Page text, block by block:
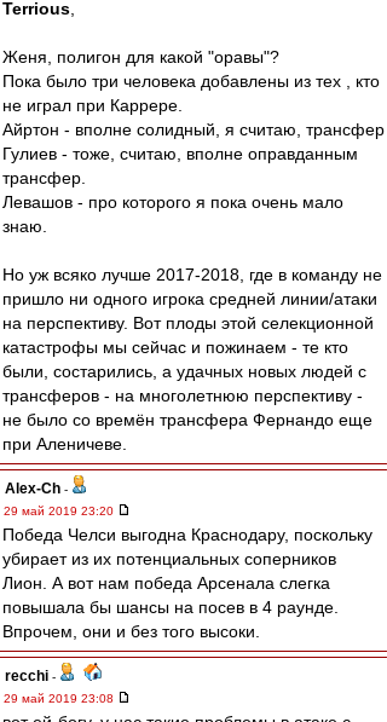
Terrious
Женя, полигон для какой "оравы"?
Пока было три человека добавлены из тех , кто
не играл при Каррере.
Айртон - вполне солидный, я считаю, трансфер
Гулиев - тоже, считаю, вполне оправданным
трансфер.
Левашов - про которого я пока очень мало
знаю.
Но уж всяко лучше 2017-2018, где в команду не
пришло ни одного игрока средней линии/атаки
на перспективу. Вот плоды этой селекционной
катастрофы мы сейчас и пожинаем - те кто
были, состарились, а удачных новых людей с
трансферов - на многолетнюю перспективу -
не было со времён трансфера Фернандо еще
при Аленичеве.
Alex-Ch -
29 май 2019 23:20
Победа Челси выгодна Краснодару, поскольку
убирает из их потенциальных соперников
Лион. А вот нам победа Арсенала слегка
повышала бы шансы на посев в 4 раунде.
Впрочем, они и без того высоки.
recchi -
29 май 2019 23:08